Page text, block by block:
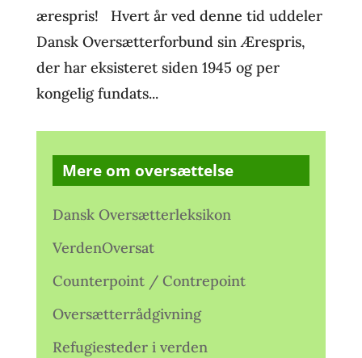
ærespris! Hvert år ved denne tid uddeler
Dansk Oversætterforbund sin Ærespris,
der har eksisteret siden 1945 og per
kongelig fundats...
Mere om oversættelse
Dansk Oversætterleksikon
VerdenOversat
Counterpoint / Contrepoint
Oversætterrådgivning
Refugiesteder i verden